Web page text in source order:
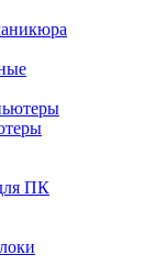
ПК